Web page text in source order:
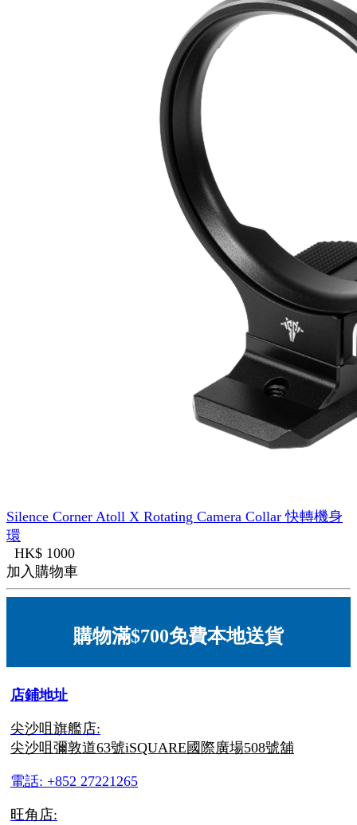
Silence Corner Atoll X Rotating Camera Collar 快轉機身
環
HK$ 1000
加入購物車
購物滿$700免費本地送貨
店鋪地址
尖沙咀旗艦店:
尖沙咀彌敦道63號iSQUARE國際廣場508號舖
電話: +852 27221265
旺角店: